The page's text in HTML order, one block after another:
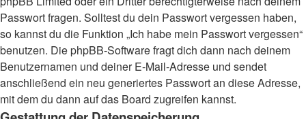
Passwort fragen. Solltest du dein Passwort vergessen haben,
so kannst du die Funktion „Ich habe mein Passwort vergessen“
benutzen. Die phpBB-Software fragt dich dann nach deinem
Benutzernamen und deiner E-Mail-Adresse und sendet
anschließend ein neu generiertes Passwort an diese Adresse,
mit dem du dann auf das Board zugreifen kannst.